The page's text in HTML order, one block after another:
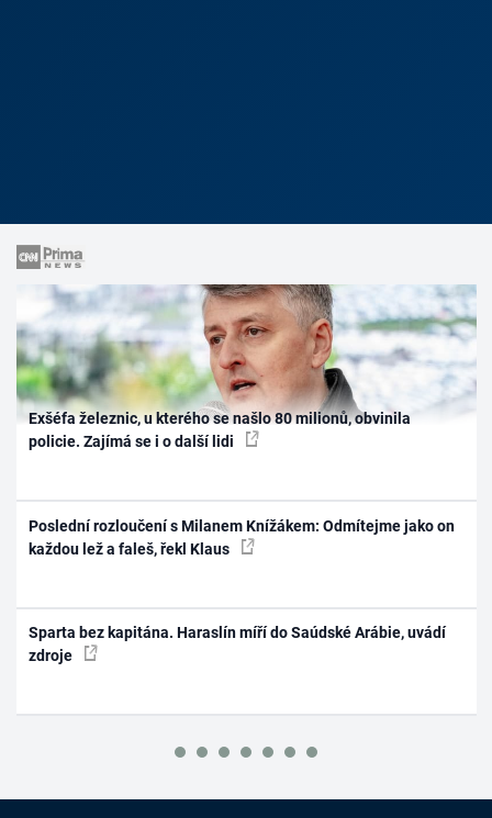
Exšéfa železnic, u kterého se našlo 80 milionů, obvinila
policie. Zajímá se i o další lidi
Poslední rozloučení s Milanem Knížákem: Odmítejme jako on
každou lež a faleš, řekl Klaus
Sparta bez kapitána. Haraslín míří do Saúdské Arábie, uvádí
zdroje